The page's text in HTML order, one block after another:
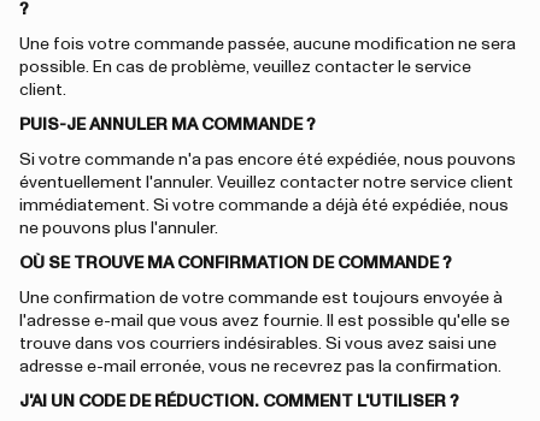
?
Une fois votre commande passée, aucune modification ne sera
possible. En cas de problème, veuillez contacter le service
client.
PUIS-JE ANNULER MA COMMANDE ?
Si votre commande n'a pas encore été expédiée, nous pouvons
éventuellement l'annuler. Veuillez contacter notre service client
immédiatement. Si votre commande a déjà été expédiée, nous
ne pouvons plus l'annuler.
OÙ SE TROUVE MA CONFIRMATION DE COMMANDE ?
Une confirmation de votre commande est toujours envoyée à
l'adresse e-mail que vous avez fournie. Il est possible qu'elle se
trouve dans vos courriers indésirables. Si vous avez saisi une
adresse e-mail erronée, vous ne recevrez pas la confirmation.
J'AI UN CODE DE RÉDUCTION. COMMENT L'UTILISER ?